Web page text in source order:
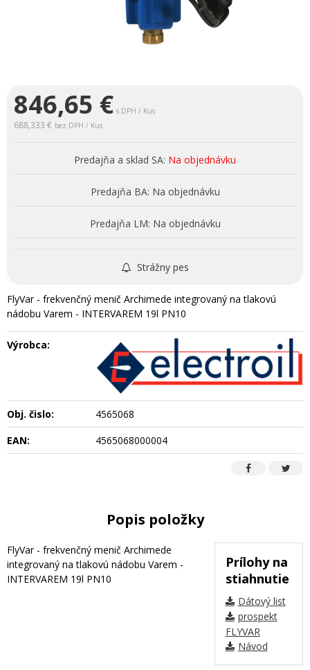
846,65 € s DPH / Kus
688,333 € bez DPH / Kus
Predajňa a sklad SA: Na objednávku
Predajňa BA: Na objednávku
Predajňa LM: Na objednávku
Strážny pes
FlyVar - frekvenčný menič Archimede integrovaný na tlakovú
nádobu Varem - INTERVAREM 19l PN10
Výrobca:
Obj. čislo:
4565068
EAN:
4565068000004
Popis položky
Prílohy na
stiahnutie
Dátový list
prospekt
FLYVAR
Návod
FlyVar - frekvenčný menič Archimede
integrovaný na tlakovú nádobu Varem -
INTERVAREM 19l PN10